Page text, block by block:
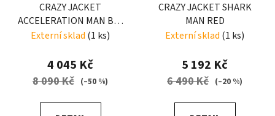
CRAZY JACKET
ACCELERATION MAN BIG
WHITE
Externí sklad (1 ks)
4 045 Kč
8 090 Kč (–50 %)
CRAZY JACKET SHARK
MAN RED
Externí sklad (1 ks)
5 192 Kč
6 490 Kč (–20 %)